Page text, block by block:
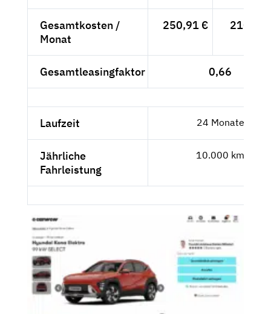
Gesamtkosten /
Monat
250,91 € 210,84
Gesamtleasingfaktor 0,66
Laufzeit 24 Monate
Jährliche
Fahrleistung
10.000 km